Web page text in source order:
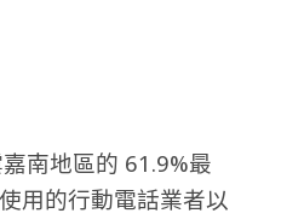
南地區的 61.9%最
用的行動電話業者以